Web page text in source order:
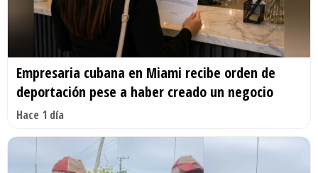
Empresaria cubana en Miami recibe orden de
deportación pese a haber creado un negocio
Hace 1 día